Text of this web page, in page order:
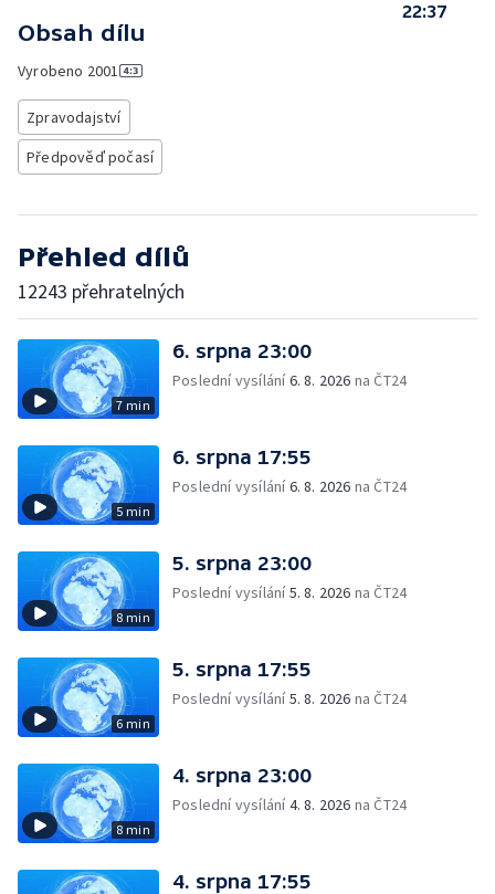
Obsah dílu
Vyrobeno 2001
Zpravodajství
Předpověď počasí
22:37
Přehled dílů
12243 přehratelných
7 min
6. srpna 23:00
Poslední vysílání6. 8. 2026 na ČT24
5 min
6. srpna 17:55
Poslední vysílání6. 8. 2026 na ČT24
8 min
5. srpna 23:00
Poslední vysílání5. 8. 2026 na ČT24
6 min
5. srpna 17:55
Poslední vysílání5. 8. 2026 na ČT24
8 min
4. srpna 23:00
Poslední vysílání4. 8. 2026 na ČT24
4. srpna 17:55